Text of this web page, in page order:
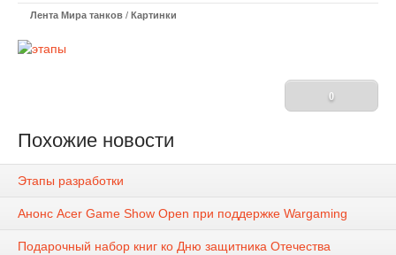
Лента Мира танков / Картинки
0
Похожие новости
Этапы разработки
Анонс Acer Game Show Open при поддержке Wargaming
Подарочный набор книг ко Дню защитника Отечества